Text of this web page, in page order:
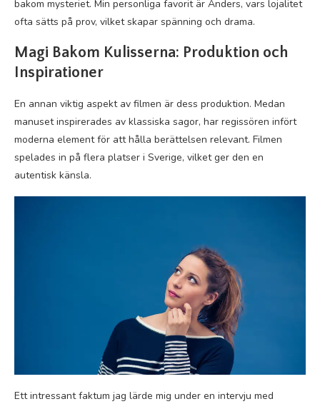
bakom mysteriet. Min personliga favorit är Anders, vars lojalitet
ofta sätts på prov, vilket skapar spänning och drama.
Magi Bakom Kulisserna: Produktion och
Inspirationer
En annan viktig aspekt av filmen är dess produktion. Medan
manuset inspirerades av klassiska sagor, har regissören infört
moderna element för att hålla berättelsen relevant. Filmen
spelades in på flera platser i Sverige, vilket ger den en
autentisk känsla.
Ett intressant faktum jag lärde mig under en intervju med